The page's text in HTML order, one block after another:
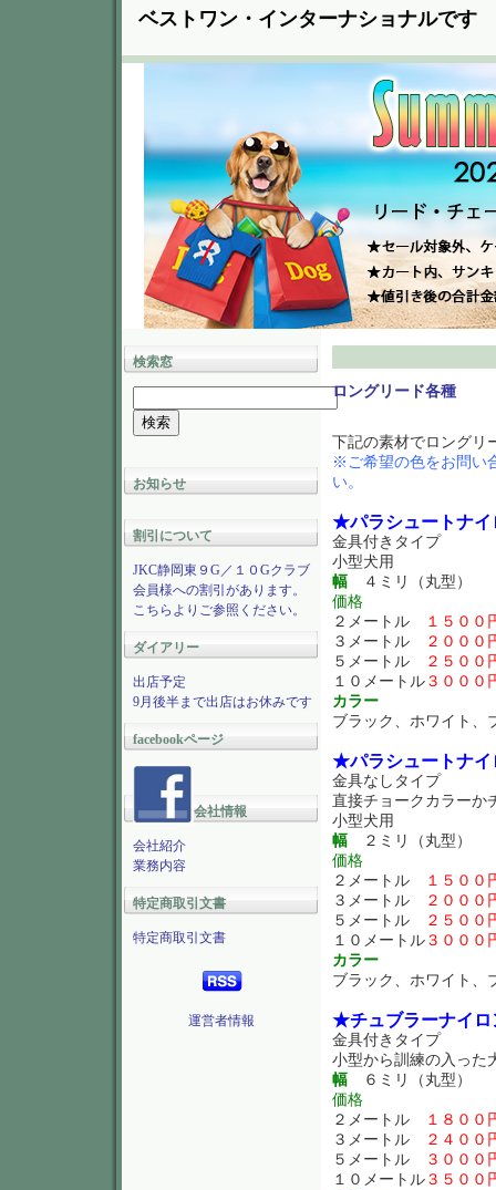
ベストワン・インターナショナルです
検索窓
お知らせ
割引について
JKC静岡東９G／１０Gクラブ
会員様への割引があります。
こちらよりご参照ください。
ダイアリー
出店予定
9月後半まで出店はお休みです
facebookページ
会社情報
会社紹介
業務内容
特定商取引文書
特定商取引文書
運営者情報
ロングリード各種
下記の素材でロングリ
※ご希望の色をお問い
い。
★パラシュートナイ
金具付きタイプ
小型犬用
幅 ４ミリ（丸型）
価格
２メートル
１５００
３メートル
２０００
５メートル
２５００
１０メートル ３０００
カラー
ブラック、ホワイト、
★パラシュートナイ
金具なしタイプ
直接チョークカラーか
小型犬用
幅 ２ミリ（丸型）
価格
２メートル
１５００
３メートル
２０００
５メートル
２５００
１０メートル ３０００
カラー
ブラック、ホワイト、
★チュブラーナイロ
金具付きタイプ
小型から訓練の入った
幅 ６ミリ（丸型）
価格
２メートル
１８００
３メートル
２４００
５メートル
３０００
１０メートル ３５００